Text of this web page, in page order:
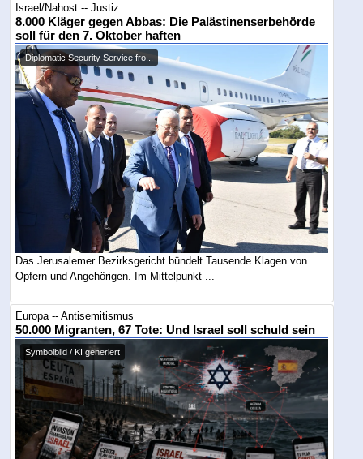
Israel/Nahost -- Justiz
8.000 Kläger gegen Abbas: Die Palästinenserbehörde
soll für den 7. Oktober haften
Diplomatic Security Service fro...
Das Jerusalemer Bezirksgericht bündelt Tausende Klagen von
Opfern und Angehörigen. Im Mittelpunkt ...
Europa -- Antisemitismus
50.000 Migranten, 67 Tote: Und Israel soll schuld sein
Symbolbild / KI generiert